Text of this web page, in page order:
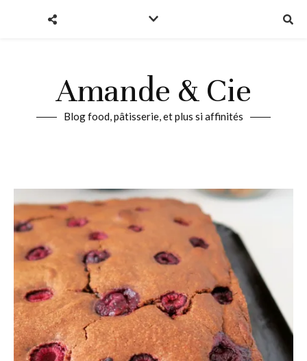
Amande & Cie
Blog food, pâtisserie, et plus si affinités